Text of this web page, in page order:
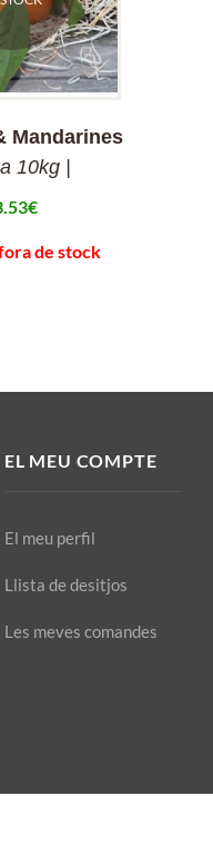
Mandarines
10kg |
€
de stock
EL MEU COMPTE
El meu perfil
Llista de desitjos
Les meves comandes